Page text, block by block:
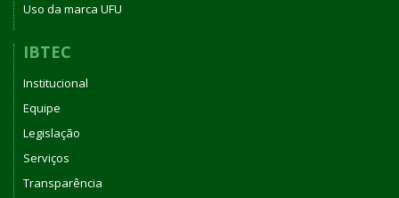
Uso da marca UFU
IBTEC
Institucional
Equipe
Legislação
Serviços
Transparência